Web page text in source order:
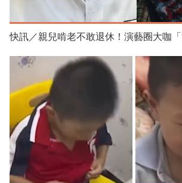
快訊／親兒啃老不敢退休！演藝圈大咖「